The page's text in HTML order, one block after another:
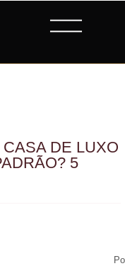
DE LUXO
5